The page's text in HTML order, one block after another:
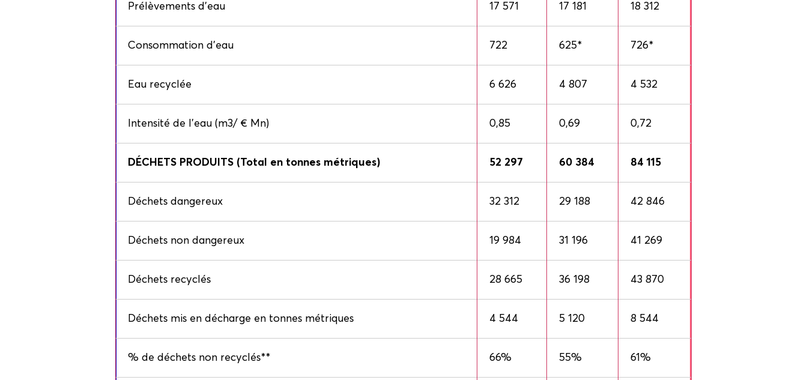
Prélèvements d'eau 17 571 17 181 18 312
Consommation d'eau 722 625* 726*
Eau recyclée 6 626 4 807 4 532
Intensité de l'eau (m3/ € Mn) 0,85 0,69 0,72
DÉCHETS PRODUITS (Total en tonnes métriques) 52 297 60 384 84 115
Déchets dangereux 32 312 29 188 42 846
Déchets non dangereux 19 984 31 196 41 269
Déchets recyclés 28 665 36 198 43 870
Déchets mis en décharge en tonnes métriques 4 544 5 120 8 544
% de déchets non recyclés** 66% 55% 61%